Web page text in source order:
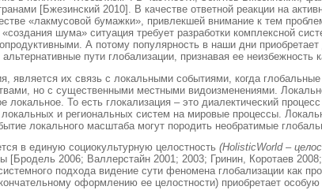
[Бжезинский 2010]. В качестве ответной реакции на
«лакмусовой бумажки», привлекшей внимание к тем
шума» ситуация требует разработки комплексной
А потому популярность в наши дни
пути глобализации, признавая ее неизбежность
их связь с локальными событиями, когда
но с существенными местными видоизменениями.
То есть глокализация – это диалектический
и региональных систем на мировые процессы.
локального масштаба могут породить необратимые
в единую социокультурную целостность (HolisticWorld–
2006; Валлерстайн 2001; 2003; Гринин, Коротаев
подхода видение сути феномена глобализации как
оформлению ее целостности) приобретает